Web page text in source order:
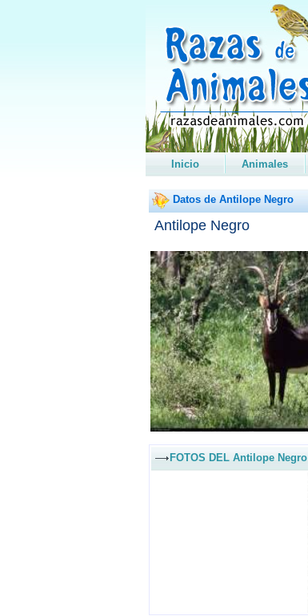
Inicio Animales
Datos de Antilope Negro
Antilope Negro
FOTOS DEL Antilope Negro